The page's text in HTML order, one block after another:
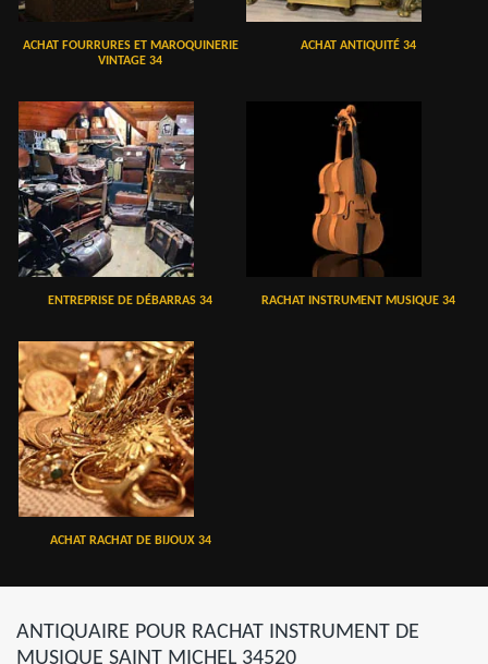
ACHAT FOURRURES ET MAROQUINERIE
VINTAGE 34
ACHAT ANTIQUITÉ 34
ENTREPRISE DE DÉBARRAS 34 RACHAT INSTRUMENT MUSIQUE 34
ACHAT RACHAT DE BIJOUX 34
ANTIQUAIRE POUR RACHAT INSTRUMENT DE
MUSIQUE SAINT MICHEL 34520